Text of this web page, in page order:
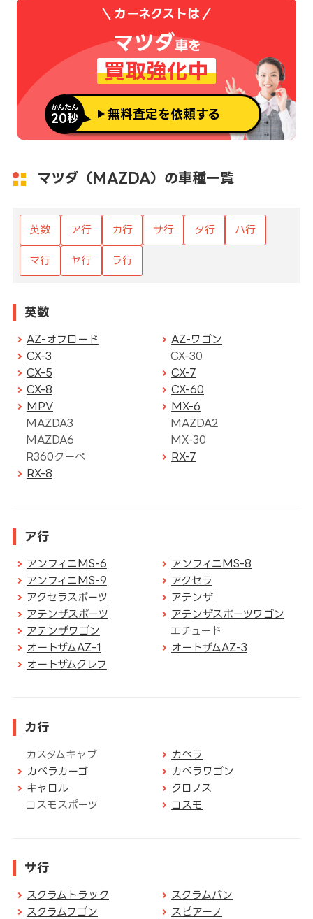
カーネクストは
マツダ車を
買取強化中
かんたん
20秒 無料査定を依頼する
マツダ（MAZDA）の車種一覧
英数 ア行 カ行 サ行 タ行 ハ行
マ行 ヤ行 ラ行
英数
AZ-オフロード
AZ-ワゴン
CX-3
CX-30
CX-5
CX-7
CX-8
CX-60
MPV
MX-6
MAZDA3
MAZDA2
MAZDA6
MX-30
R360クーペ
RX-7
RX-8
ア行
アンフィニMS-6
アンフィニMS-8
アンフィニMS-9
アクセラ
アクセラスポーツ
アテンザ
アテンザスポーツ
アテンザスポーツワゴン
アテンザワゴン
エチュード
オートザムAZ-1
オートザムAZ-3
オートザムクレフ
カ行
カスタムキャブ
カペラ
カペラカーゴ
カペラワゴン
キャロル
クロノス
コスモスポーツ
コスモ
サ行
スクラムトラック
スクラムバン
スクラムワゴン
スピアーノ